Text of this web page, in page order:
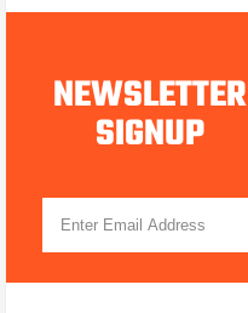
NEWSLETTER
SIGNUP